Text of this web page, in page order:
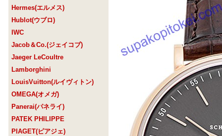
Hermes(エルメス)
Hublot(ウブロ)
IWC
Jacob＆Co.(ジェイコブ)
Jaeger LeCoultre
Lamborghini
LouisVuitton(ルイヴィトン)
OMEGA(オメガ)
Panerai(パネライ)
PATEK PHILIPPE
PIAGET(ピアジェ)